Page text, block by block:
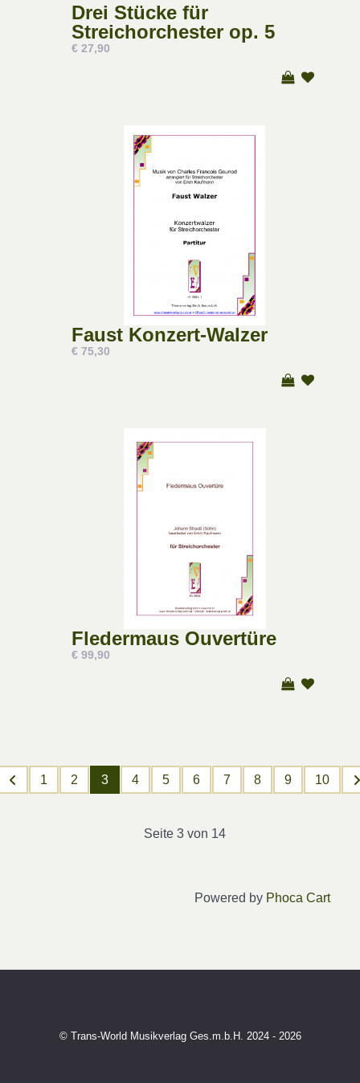
Drei Stücke für
Streichorchester op. 5
€ 27,90
Faust Konzert-Walzer
€ 75,30
Fledermaus Ouvertüre
€ 99,90
1 2 3 4 5 6 7 8 9 10
Seite 3 von 14
Powered by Phoca Cart
© Trans-World Musikverlag Ges.m.b.H. 2024 - 2026